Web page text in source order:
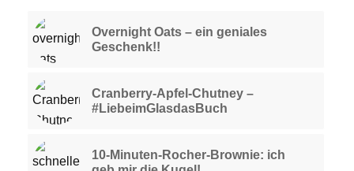
Overnight Oats – ein geniales
Geschenk!!
Cranberry-Apfel-Chutney –
#LiebeimGlasdasBuch
10-Minuten-Rocher-Brownie: ich